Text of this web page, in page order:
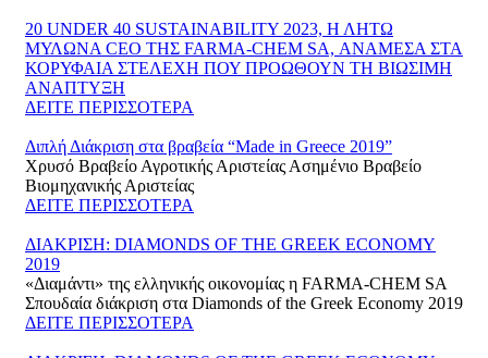
20 UNDER 40 SUSTAINABILITY 2023, Η ΛΗΤΩ
ΜΥΛΩΝΑ CEO ΤΗΣ FARMA-CHEM SA, ΑΝΑΜΕΣΑ ΣΤΑ
ΚΟΡΥΦΑΙΑ ΣΤΕΛΕΧΗ ΠΟΥ ΠΡΟΩΘΟΥΝ ΤΗ ΒΙΩΣΙΜΗ
ΑΝΑΠΤΥΞΗ
ΔΕΙΤΕ ΠΕΡΙΣΣΟΤΕΡΑ
Διπλή Διάκριση στα βραβεία “Made in Greece 2019”
Χρυσό Βραβείο Αγροτικής Αριστείας Ασημένιο Βραβείο
Βιομηχανικής Αριστείας
ΔΕΙΤΕ ΠΕΡΙΣΣΟΤΕΡΑ
ΔΙΑΚΡΙΣΗ: DIAMONDS OF THE GREEK ECONOMY
2019
«Διαμάντι» της ελληνικής οικονομίας η FARMA-CHEM SA
Σπουδαία διάκριση στα Diamonds of the Greek Economy 2019
ΔΕΙΤΕ ΠΕΡΙΣΣΟΤΕΡΑ